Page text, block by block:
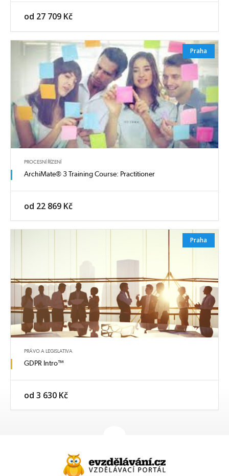
od 27 709 Kč
Praha
PROCESNÍ ŘÍZENÍ
ArchiMate® 3 Training Course: Practitioner
od 22 869 Kč
Praha
PRÁVO A LEGISLATIVA
GDPR Intro™
od 3 630 Kč